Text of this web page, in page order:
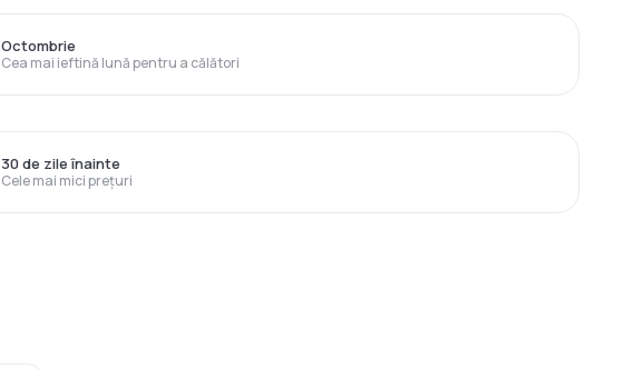
Cea mai ieftină lună pentru a călători
Octombrie
Cele mai mici prețuri
30 de zile înainte